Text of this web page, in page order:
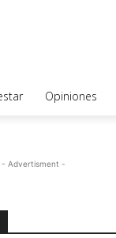
Opiniones
- Advertisment -